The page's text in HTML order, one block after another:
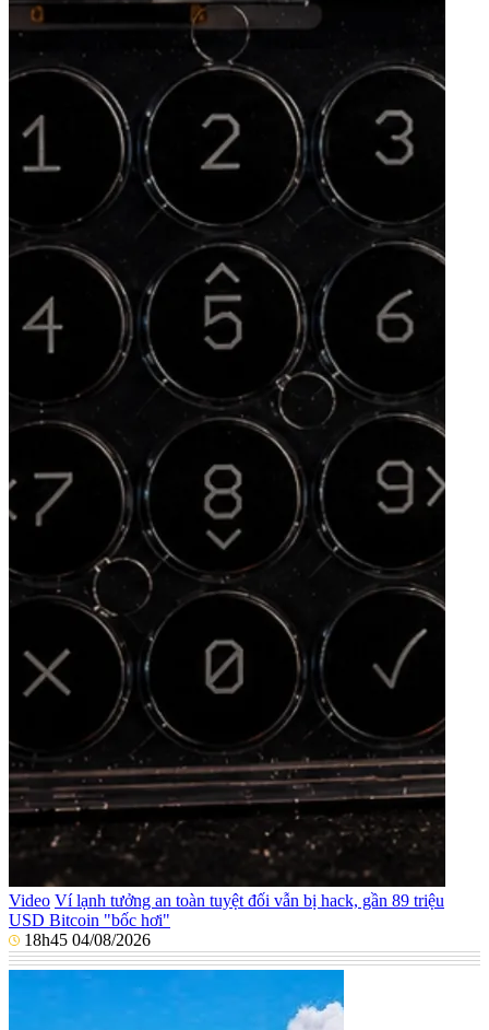
Video Ví lạnh tưởng an toàn tuyệt đối vẫn bị hack, gần 89 triệu
USD Bitcoin "bốc hơi"
18h45 04/08/2026